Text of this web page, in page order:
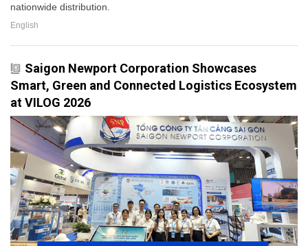
nationwide distribution.
English
Saigon Newport Corporation Showcases
Smart, Green and Connected Logistics Ecosystem
at VILOG 2026